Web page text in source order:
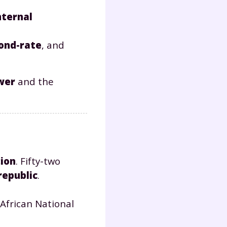
rate, and
and the
. Fifty-two
.
National